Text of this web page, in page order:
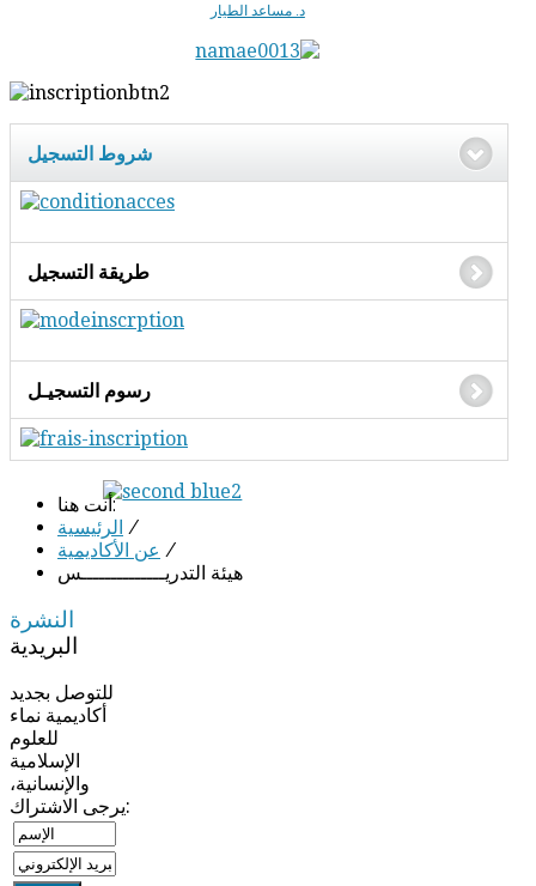
د. مساعد الطيار
شروط التسجيل
طريقة التسجيل
رسوم التسجيـل
أنت هنا:
الرئيسية /
عن الأكاديمية /
هيئة التدريــــــــــــــس
النشرة
البريدية
للتوصل بجديد
أكاديمية نماء
للعلوم
الإسلامية
والإنسانية،
يرجى الاشتراك: